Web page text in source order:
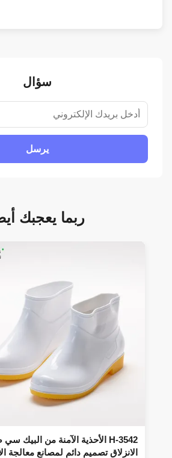
سؤال
يرسل
ربما يعجبك أيضا
H-3542 الأحذية الآمنة من البيك سي ضد
الانزلاق تصميم دائم لمصانع معالجة الأغذية